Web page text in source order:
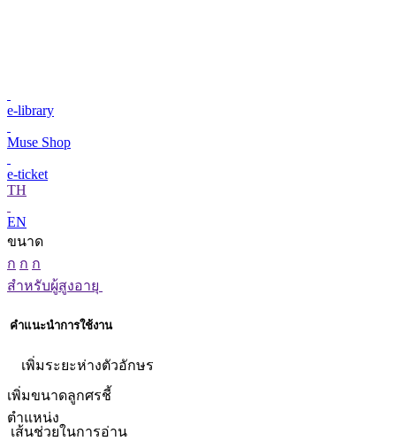
e-library
Muse Shop
e-ticket
TH
EN
ขนาด
ก ก ก
สำหรับผู้สูงอายุ
คำแนะนำการใช้งาน
เพิ่มระยะห่างตัวอักษร
เพิ่มขนาดลูกศรชี้
ตำแหน่ง
เส้นช่วยในการอ่าน